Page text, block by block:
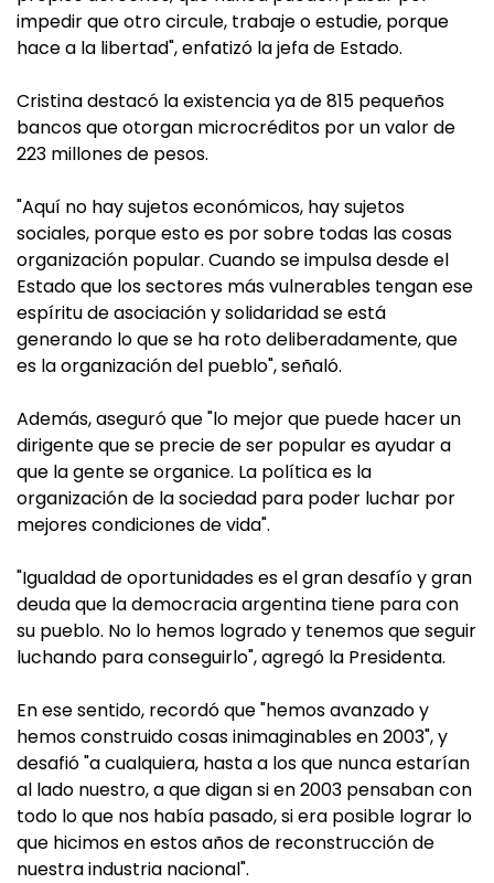
impedir que otro circule, trabaje o estudie, porque
hace a la libertad", enfatizó la jefa de Estado.
Cristina destacó la existencia ya de 815 pequeños
bancos que otorgan microcréditos por un valor de
223 millones de pesos.
"Aquí no hay sujetos económicos, hay sujetos
sociales, porque esto es por sobre todas las cosas
organización popular. Cuando se impulsa desde el
Estado que los sectores más vulnerables tengan ese
espíritu de asociación y solidaridad se está
generando lo que se ha roto deliberadamente, que
es la organización del pueblo", señaló.
Además, aseguró que "lo mejor que puede hacer un
dirigente que se precie de ser popular es ayudar a
que la gente se organice. La política es la
organización de la sociedad para poder luchar por
mejores condiciones de vida".
"Igualdad de oportunidades es el gran desafío y gran
deuda que la democracia argentina tiene para con
su pueblo. No lo hemos logrado y tenemos que seguir
luchando para conseguirlo", agregó la Presidenta.
En ese sentido, recordó que "hemos avanzado y
hemos construido cosas inimaginables en 2003", y
desafió "a cualquiera, hasta a los que nunca estarían
al lado nuestro, a que digan si en 2003 pensaban con
todo lo que nos había pasado, si era posible lograr lo
que hicimos en estos años de reconstrucción de
nuestra industria nacional".